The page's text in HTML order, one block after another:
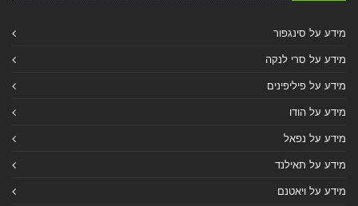
מידע על סינגפור
מידע על סרי לנקה
מידע על פיליפינים
מידע על הודו
מידע על נפאל
מידע על תאילנד
מידע על ויאטנם